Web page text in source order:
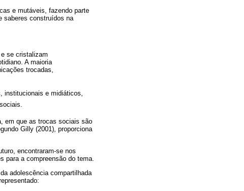
e mutáveis, fazendo parte
saberes construídos na
se cristalizam
A maioria
trocadas,
institucionais e midiáticos,
em que as trocas sociais são
Gilly (2001), proporciona
encontraram-se nos
para a compreensão do tema.
adolescência compartilhada